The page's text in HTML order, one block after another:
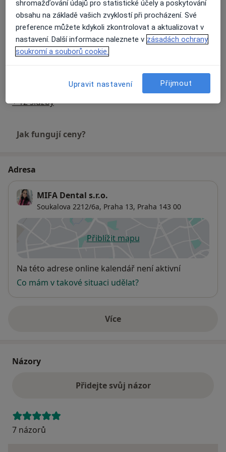
Vyšetření krvácivosti dásní
1 450 Kč Detaily
+ 12 služby
Jak fungují ceny?
Adresa
MIFA Dental s.r.o.
Soukalova 2212/6a, Praha 13, Praha 143 00
Přiblížit mapuse otevře v nové záložce
Dostupnost
Na této adrese online kalendář není aktivní
Co mám v takové situaci udělat?
Víceo adrese
Názory
Přidejte svůj názor
7 názorů
shromažďování údajů pro statistické účely a poskytování
obsahu na základě vašich zvyklostí při procházení. Své
preference můžete kdykoli zkontrolovat a aktualizovat v
nastavení. Další informace naleznete v zásadách ochrany
soukromí a souborů cookie.
Upravit nastavení Přijmout